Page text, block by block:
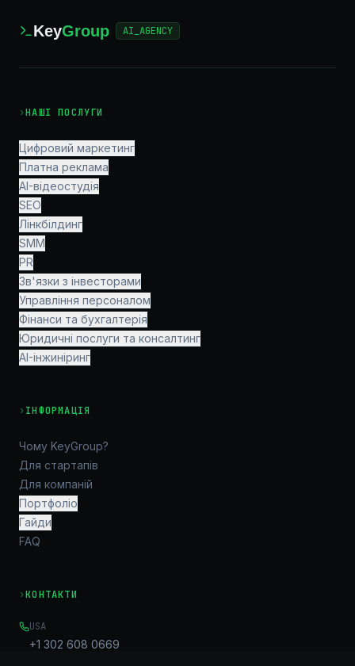
KeyGroup AI_AGENCY
›НАШІ ПОСЛУГИ
Цифровий маркетинг
Платна реклама
AI-відеостудія
SEO
Лінкбілдинг
SMM
PR
Зв'язки з інвесторами
Управління персоналом
Фінанси та бухгалтерія
Юридичні послуги та консалтинг
AI-інжиніринг
› ІНФОРМАЦІЯ
Чому KeyGroup?
Для стартапів
Для компаній
Портфоліо
Гайди
FAQ
›КОНТАКТИ
USA
+1 302 608 0669